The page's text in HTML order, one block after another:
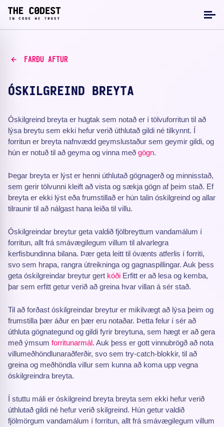
FARÐU AFTUR
ÓSKILGREIND BREYTA
Óskilgreind breyta er hugtak sem notað er í tölvuforritun til að
lýsa breytu sem ekki hefur verið úthlutað gildi né tilkynnt. Í
forritun er breyta nafnvædd geymslustaður sem geymir gildi, og
hún er notuð til að geyma og vinna með gögn.
Þegar breyta er lýst er henni úthlutað gögnagerð og minnisstað,
sem gerir tölvunni kleift að vista og sækja gögn af þeim stað. Ef
breyta er ekki lýst eða frumstillað er hún talin óskilgreind og allar
tilraunir til að nálgast hana leiða til villu.
Óskilgreindar breytur geta valdið fjölbreyttum vandamálum í
forritun, allt frá smávægilegum villum til alvarlegra
kerfisbundinna bilana. Þær geta leitt til óvænts atferlis í forriti,
svo sem hrapa, rangra útreikninga og gagnaspillingar. Auk þess
geta óskilgreindar breytur gert kóði Erfitt er að lesa og kemba,
þar sem erfitt getur verið að greina hvar villan á sér stað.
Til að forðast óskilgreindar breytur er mikilvægt að lýsa þeim og
frumstilla þær áður en þær eru notaðar. Þetta felur í sér að
úthluta gögnategund og gildi fyrir breytuna, sem hægt er að gera
með ýmsum forritunarmál. Auk þess er gott vinnubrögð að nota
villumeðhöndlunar­aðferðir, svo sem try-catch-blokkir, til að
greina og meðhöndla villur sem kunna að koma upp vegna
óskilgreindra breyta.
Í stuttu máli er óskilgreind breyta breyta sem ekki hefur verið
úthlutað gildi né hefur verið skilgreind. Hún getur valdið
fjölmörgum vandamálum í forritun, allt frá smávægilegum villum